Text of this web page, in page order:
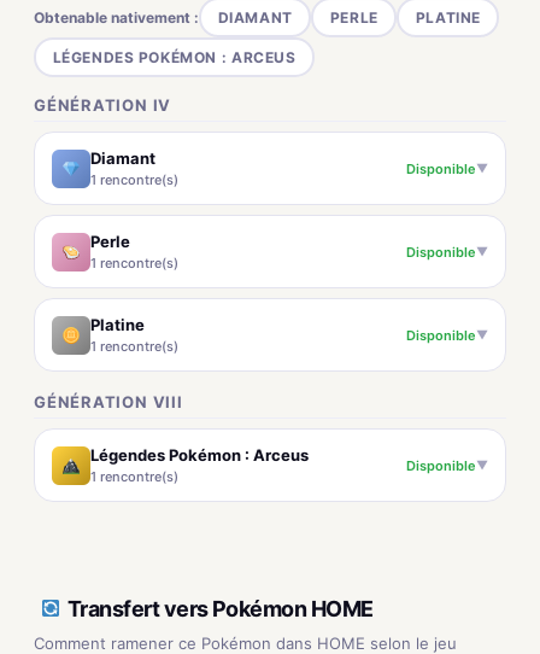
Obtenable nativement : DIAMANT PERLE PLATINE
LÉGENDES POKÉMON : ARCEUS
GÉNÉRATION IV
Diamant
1 rencontre(s)
Disponible▼
Perle
1 rencontre(s)
Disponible▼
Platine
1 rencontre(s)
Disponible▼
GÉNÉRATION VIII
Légendes Pokémon : Arceus
1 rencontre(s)
Disponible▼
Transfert vers Pokémon HOME
Comment ramener ce Pokémon dans HOME selon le jeu